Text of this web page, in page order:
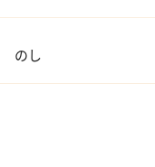
のし